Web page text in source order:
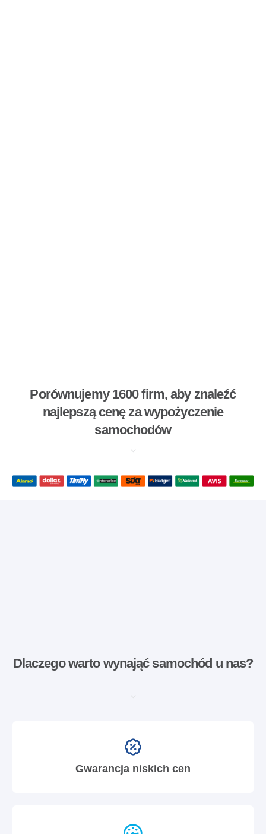
Porównujemy 1600 firm, aby znaleźć
najlepszą cenę za wypożyczenie
samochodów
Dlaczego warto wynająć samochód u nas?
Gwarancja niskich cen